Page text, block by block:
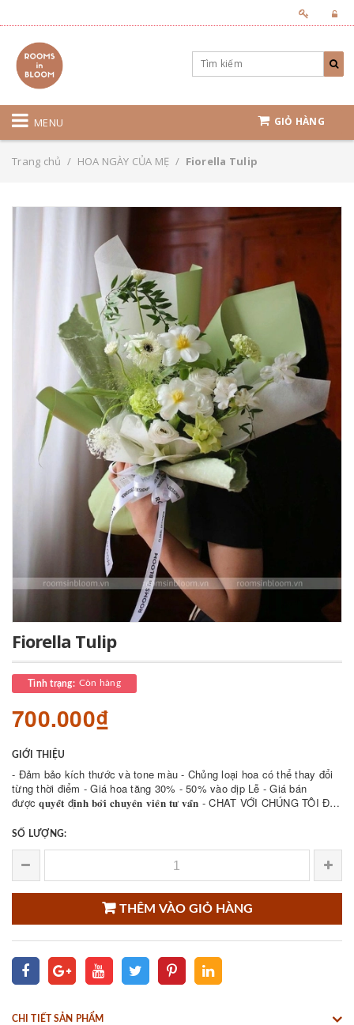
MENU GIỎ HÀNG
Trang chủ / HOA NGÀY CỦA MẸ / Fiorella Tulip
Fiorella Tulip
Tình trạng: Còn hàng
700.000₫
GIỚI THIỆU
- Đảm bảo kích thước và tone màu - Chủng loại hoa có thể thay đổi
từng thời điểm - Giá hoa tăng 30% - 50% vào dịp Lễ - Giá bán
được 𝐪𝐮𝐲𝐞̂́𝐭 đ𝐢̣𝐧𝐡 𝐛𝐨̛̉𝐢 𝐜𝐡𝐮𝐲𝐞̂𝐧 𝐯𝐢𝐞̂𝐧 𝐭𝐮̛ 𝐯𝐚̂́𝐧 - CHAT VỚI CHÚNG TÔI ĐỂ
SỐ LƯỢNG:
THÊM VÀO GIỎ HÀNG
CHI TIẾT SẢN PHẨM